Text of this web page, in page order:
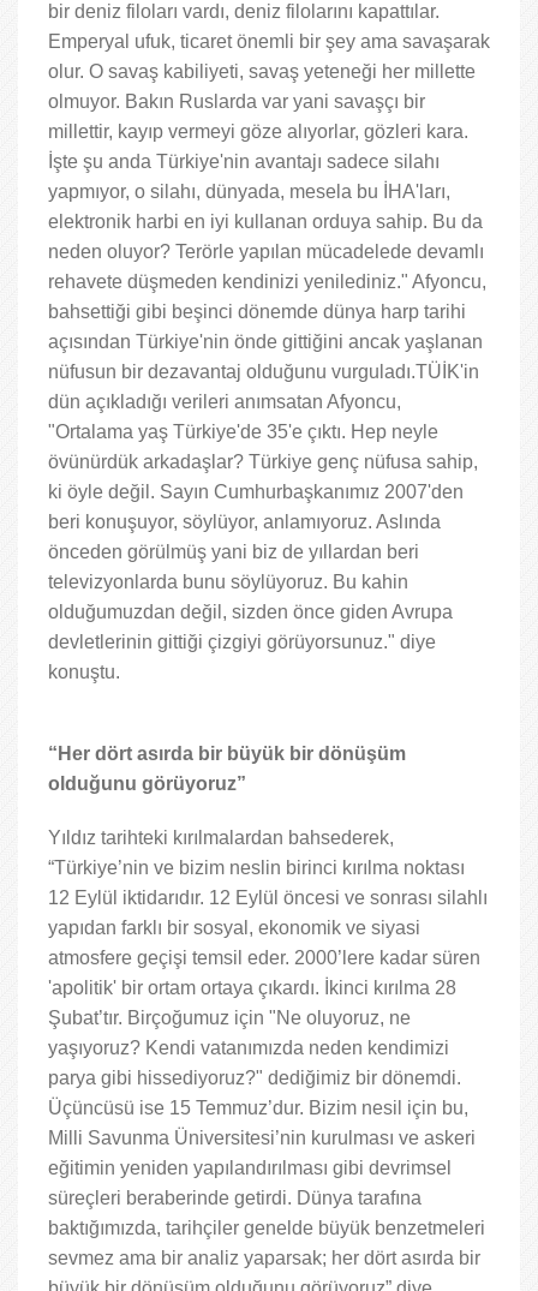
bir deniz filoları vardı, deniz filolarını kapattılar.
Emperyal ufuk, ticaret önemli bir şey ama savaşarak
olur. O savaş kabiliyeti, savaş yeteneği her millette
olmuyor. Bakın Ruslarda var yani savaşçı bir
millettir, kayıp vermeyi göze alıyorlar, gözleri kara.
İşte şu anda Türkiye'nin avantajı sadece silahı
yapmıyor, o silahı, dünyada, mesela bu İHA'ları,
elektronik harbi en iyi kullanan orduya sahip. Bu da
neden oluyor? Terörle yapılan mücadelede devamlı
rehavete düşmeden kendinizi yenilediniz." Afyoncu,
bahsettiği gibi beşinci dönemde dünya harp tarihi
açısından Türkiye'nin önde gittiğini ancak yaşlanan
nüfusun bir dezavantaj olduğunu vurguladı.TÜİK'in
dün açıkladığı verileri anımsatan Afyoncu,
"Ortalama yaş Türkiye'de 35'e çıktı. Hep neyle
övünürdük arkadaşlar? Türkiye genç nüfusa sahip,
ki öyle değil. Sayın Cumhurbaşkanımız 2007'den
beri konuşuyor, söylüyor, anlamıyoruz. Aslında
önceden görülmüş yani biz de yıllardan beri
televizyonlarda bunu söylüyoruz. Bu kahin
olduğumuzdan değil, sizden önce giden Avrupa
devletlerinin gittiği çizgiyi görüyorsunuz." diye
konuştu.
“Her dört asırda bir büyük bir dönüşüm
olduğunu görüyoruz”
Yıldız tarihteki kırılmalardan bahsederek,
“Türkiye’nin ve bizim neslin birinci kırılma noktası
12 Eylül iktidarıdır. 12 Eylül öncesi ve sonrası silahlı
yapıdan farklı bir sosyal, ekonomik ve siyasi
atmosfere geçişi temsil eder. 2000’lere kadar süren
'apolitik' bir ortam ortaya çıkardı. İkinci kırılma 28
Şubat’tır. Birçoğumuz için "Ne oluyoruz, ne
yaşıyoruz? Kendi vatanımızda neden kendimizi
parya gibi hissediyoruz?" dediğimiz bir dönemdi.
Üçüncüsü ise 15 Temmuz’dur. Bizim nesil için bu,
Milli Savunma Üniversitesi’nin kurulması ve askeri
eğitimin yeniden yapılandırılması gibi devrimsel
süreçleri beraberinde getirdi. Dünya tarafına
baktığımızda, tarihçiler genelde büyük benzetmeleri
sevmez ama bir analiz yaparsak; her dört asırda bir